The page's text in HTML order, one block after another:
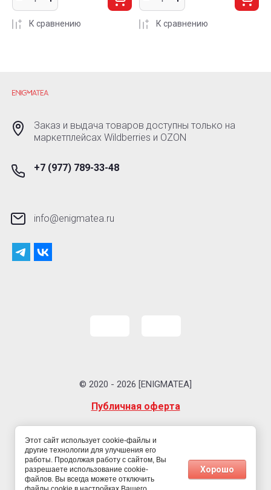
К сравнению К сравнению
Заказ и выдача товаров доступны только на
маркетплейсах Wildberries и OZON
+7 (977) 789-33-48
info@enigmatea.ru
© 2020 - 2026 [ENIGMATEA]
Публичная оферта
Этот сайт использует cookie-файлы и
другие технологии для улучшения его
работы. Продолжая работу с сайтом, Вы
разрешаете использование cookie-
файлов. Вы всегда можете отключить
Хорошо